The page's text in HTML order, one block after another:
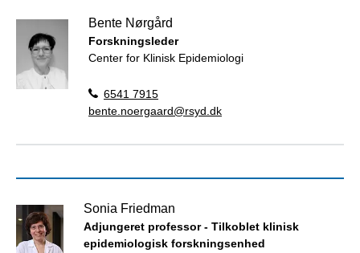
Bente Nørgård
Forskningsleder
Center for Klinisk Epidemiologi
6541 7915
bente.noergaard@rsyd.dk
Sonia Friedman
Adjungeret professor - Tilkoblet klinisk
epidemiologisk forskningsenhed